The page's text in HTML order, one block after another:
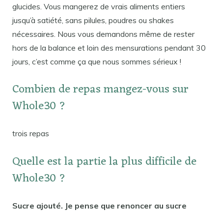
glucides. Vous mangerez de vrais aliments entiers
jusqu’à satiété, sans pilules, poudres ou shakes
nécessaires. Nous vous demandons même de rester
hors de la balance et loin des mensurations pendant 30
jours, c’est comme ça que nous sommes sérieux !
Combien de repas mangez-vous sur
Whole30 ?
trois repas
Quelle est la partie la plus difficile de
Whole30 ?
Sucre ajouté. Je pense que renoncer au sucre